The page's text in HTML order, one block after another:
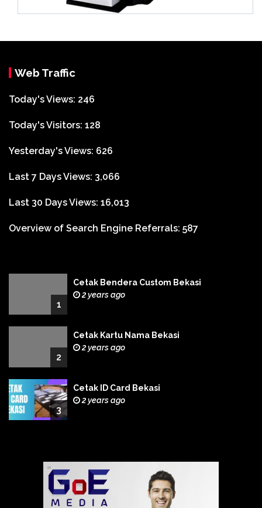
Web Traffic
Today's Views: 246
Today's Visitors: 128
Yesterday's Views: 626
Last 7 Days Views: 3,066
Last 30 Days Views: 16,013
Overview of Search Engine Referrals: 587
1
Cetak Bendera Custom Bekasi
2 years ago
2
Cetak Kartu Nama Bekasi
2 years ago
3
Cetak ID Card Bekasi
2 years ago